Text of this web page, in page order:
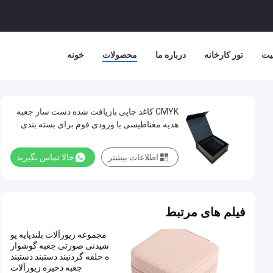
خونه محصولات درباره ما تور کارخانه
CMYK کاغذ چاپی بازیافت شده دست ساز جعبه
هدیه مغناطیسی با ورودی فوم برای بسته بندی
حالا تماس بگیرید اطلاعات بیشتر
فیلم های مرتبط
مجموعه زیورآلات بلندپایه پو
شیدنی صورتی جعبه گوشوار
ه حلقه گردنبند دستبند دستبند
جعبه ذخیره زیورآلات